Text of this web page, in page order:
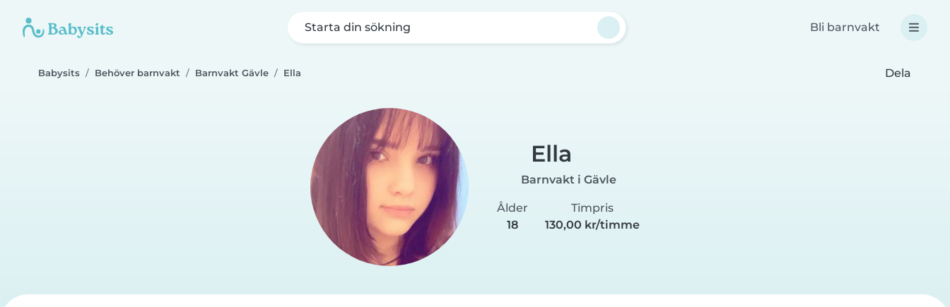
Starta din sökning Bli barnvakt
Babysits Behöver barnvakt Barnvakt Gävle Ella Dela
Ella
Barnvakt i Gävle
Ålder
18
Timpris
130,00 kr/timme